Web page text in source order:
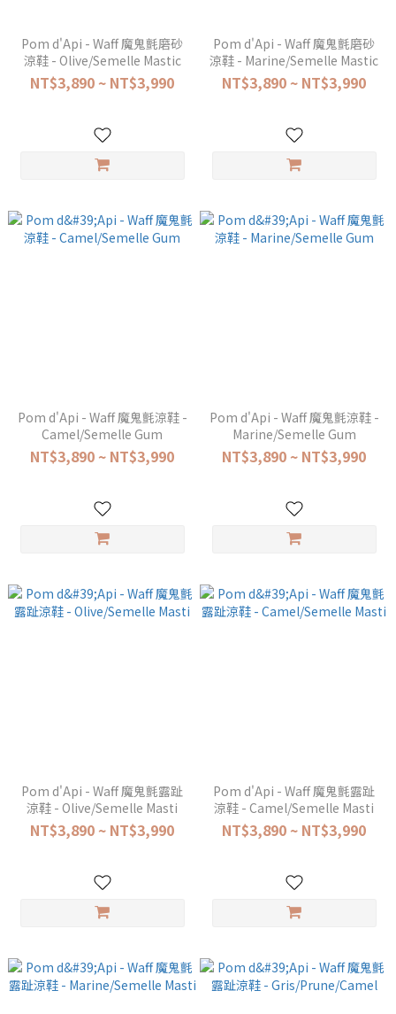
Pom d'Api - Waff 魔鬼氈磨砂
涼鞋 - Olive/Semelle Mastic
NT$3,890 ~ NT$3,990
Pom d'Api - Waff 魔鬼氈磨砂
涼鞋 - Marine/Semelle Mastic
NT$3,890 ~ NT$3,990
Pom d'Api - Waff 魔鬼氈涼鞋 -
Camel/Semelle Gum
NT$3,890 ~ NT$3,990
Pom d'Api - Waff 魔鬼氈涼鞋 -
Marine/Semelle Gum
NT$3,890 ~ NT$3,990
Pom d'Api - Waff 魔鬼氈露趾
涼鞋 - Olive/Semelle Masti
NT$3,890 ~ NT$3,990
Pom d'Api - Waff 魔鬼氈露趾
涼鞋 - Camel/Semelle Masti
NT$3,890 ~ NT$3,990